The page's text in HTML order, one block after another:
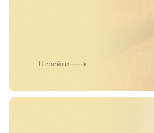
Перейти